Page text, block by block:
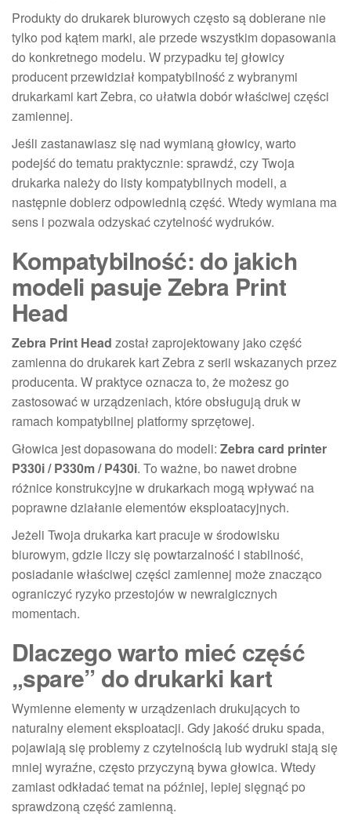
Produkty do drukarek biurowych często są dobierane nie
tylko pod kątem marki, ale przede wszystkim dopasowania
do konkretnego modelu. W przypadku tej głowicy
producent przewidział kompatybilność z wybranymi
drukarkami kart Zebra, co ułatwia dobór właściwej części
zamiennej.
Jeśli zastanawiasz się nad wymianą głowicy, warto
podejść do tematu praktycznie: sprawdź, czy Twoja
drukarka należy do listy kompatybilnych modeli, a
następnie dobierz odpowiednią część. Wtedy wymiana ma
sens i pozwala odzyskać czytelność wydruków.
Kompatybilność: do jakich
modeli pasuje Zebra Print
Head
Zebra Print Head został zaprojektowany jako część
zamienna do drukarek kart Zebra z serii wskazanych przez
producenta. W praktyce oznacza to, że możesz go
zastosować w urządzeniach, które obsługują druk w
ramach kompatybilnej platformy sprzętowej.
Głowica jest dopasowana do modeli: Zebra card printer
P330i / P330m / P430i. To ważne, bo nawet drobne
różnice konstrukcyjne w drukarkach mogą wpływać na
poprawne działanie elementów eksploatacyjnych.
Jeżeli Twoja drukarka kart pracuje w środowisku
biurowym, gdzie liczy się powtarzalność i stabilność,
posiadanie właściwej części zamiennej może znacząco
ograniczyć ryzyko przestojów w newralgicznych
momentach.
Dlaczego warto mieć część
„spare” do drukarki kart
Wymienne elementy w urządzeniach drukujących to
naturalny element eksploatacji. Gdy jakość druku spada,
pojawiają się problemy z czytelnością lub wydruki stają się
mniej wyraźne, często przyczyną bywa głowica. Wtedy
zamiast odkładać temat na później, lepiej sięgnąć po
sprawdzoną część zamienną.